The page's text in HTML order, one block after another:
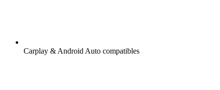
Carplay & Android Auto compatibles